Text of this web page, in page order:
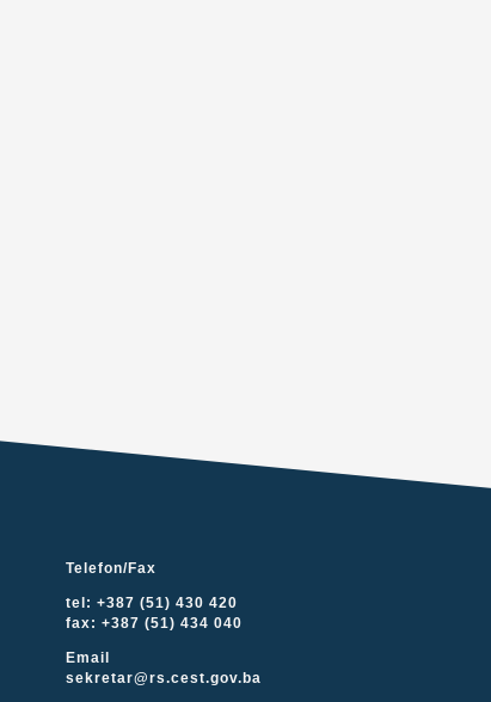
Telefon/Fax
tel: +387 (51) 430 420
fax: +387 (51) 434 040
Email
sekretar@rs.cest.gov.ba